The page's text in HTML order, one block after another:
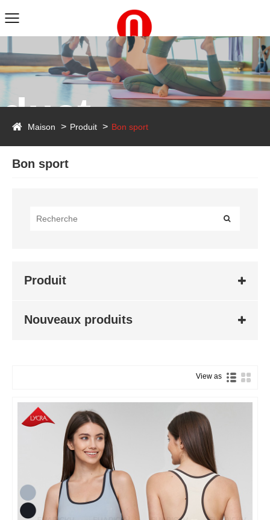
Maison Produit Bon sport
Bon sport
Produit
Nouveaux produits
View as